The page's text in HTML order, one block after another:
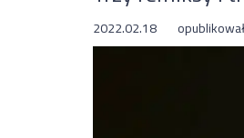
2022.02.18